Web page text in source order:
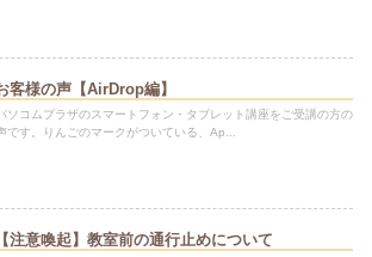
客様の声【AirDrop編】
ソコムプラザのスマートフォン・タブレット講座をご受講の方の
です。りんごのマークがついている、Ap...
【注意喚起】教室前の通行止めについて